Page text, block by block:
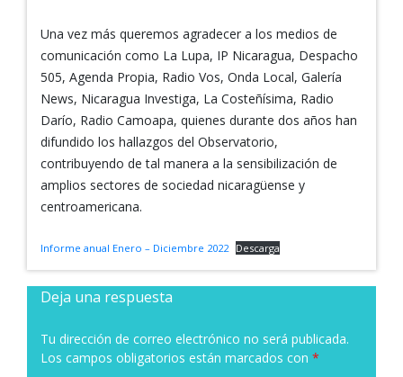
Una vez más queremos agradecer a los medios de
comunicación como La Lupa, IP Nicaragua, Despacho
505, Agenda Propia, Radio Vos, Onda Local, Galería
News, Nicaragua Investiga, La Costeñísima, Radio
Darío, Radio Camoapa, quienes durante dos años han
difundido los hallazgos del Observatorio,
contribuyendo de tal manera a la sensibilización de
amplios sectores de sociedad nicaragüense y
centroamericana.
Informe anual Enero – Diciembre 2022 Descarga
Deja una respuesta
Tu dirección de correo electrónico no será publicada.
Los campos obligatorios están marcados con *